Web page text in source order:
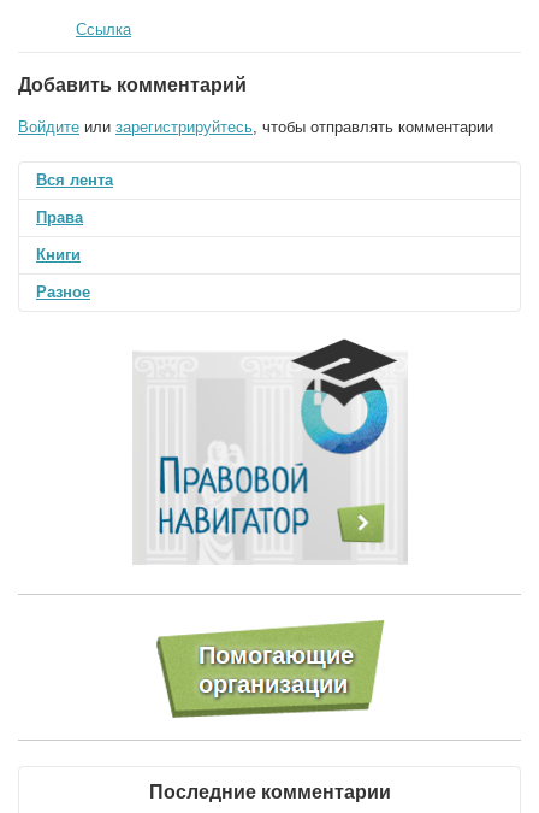
Ссылка
Добавить комментарий
Войдите или зарегистрируйтесь , чтобы отправлять комментарии
Вся лента
Права
Книги
Разное
Последние комментарии